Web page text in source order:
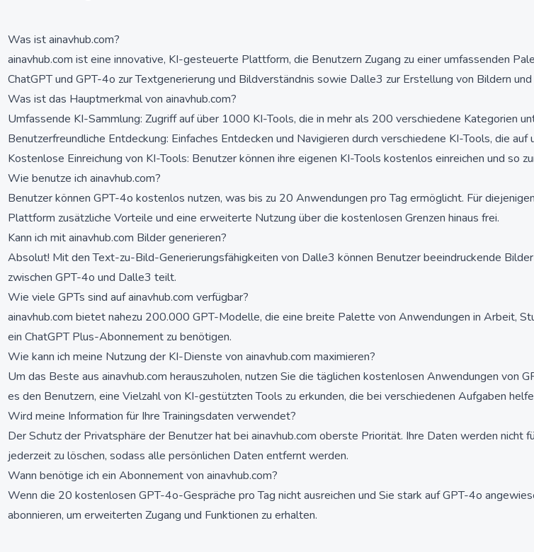
Was ist ainavhub.com?
ainavhub.com ist eine innovative, KI-gesteuerte Plattform, die Benutzern Zugang zu einer umfassenden
ChatGPT und GPT-4o zur Textgenerierung und Bildverständnis sowie Dalle3 zur Erstellung von Bildern
Was ist das Hauptmerkmal von ainavhub.com?
Umfassende KI-Sammlung: Zugriff auf über 1000 KI-Tools, die in mehr als 200 verschiedene Kategorien
Benutzerfreundliche Entdeckung: Einfaches Entdecken und Navigieren durch verschiedene KI-Tools, die
Kostenlose Einreichung von KI-Tools: Benutzer können ihre eigenen KI-Tools kostenlos einreichen und so
Wie benutze ich ainavhub.com?
Benutzer können GPT-4o kostenlos nutzen, was bis zu 20 Anwendungen pro Tag ermöglicht. Für
Plattform zusätzliche Vorteile und eine erweiterte Nutzung über die kostenlosen Grenzen hinaus frei.
Kann ich mit ainavhub.com Bilder generieren?
Absolut! Mit den Text-zu-Bild-Generierungsfähigkeiten von Dalle3 können Benutzer beeindruckende
zwischen GPT-4o und Dalle3 teilt.
Wie viele GPTs sind auf ainavhub.com verfügbar?
ainavhub.com bietet nahezu 200.000 GPT-Modelle, die eine breite Palette von Anwendungen in Arbeit,
ein ChatGPT Plus-Abonnement zu benötigen.
Wie kann ich meine Nutzung der KI-Dienste von ainavhub.com maximieren?
Um das Beste aus ainavhub.com herauszuholen, nutzen Sie die täglichen kostenlosen Anwendungen
es den Benutzern, eine Vielzahl von KI-gestützten Tools zu erkunden, die bei verschiedenen Aufgaben
Wird meine Information für Ihre Trainingsdaten verwendet?
Der Schutz der Privatsphäre der Benutzer hat bei ainavhub.com oberste Priorität. Ihre Daten werden
jederzeit zu löschen, sodass alle persönlichen Daten entfernt werden.
Wann benötige ich ein Abonnement von ainavhub.com?
Wenn die 20 kostenlosen GPT-4o-Gespräche pro Tag nicht ausreichen und Sie stark auf GPT-4o
abonnieren, um erweiterten Zugang und Funktionen zu erhalten.